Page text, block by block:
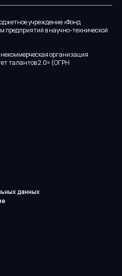
учреждение «Фонд
предприятий в научно-технической
организация
талантов 2.0» (ОГРН
данных